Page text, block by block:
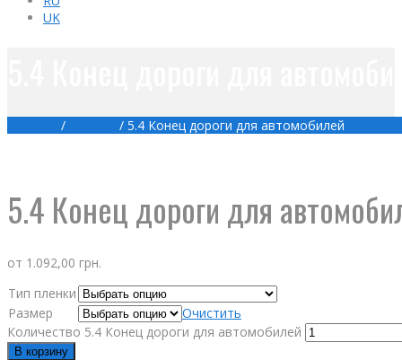
UK
/ / 5.4 Конец дороги для автомобилей
5.4 Конец дороги для
от 1.092,00 грн.
Тип пленки
Размер
Очистить
Количество 5.4 Конец дороги для автомобилей
В корзину